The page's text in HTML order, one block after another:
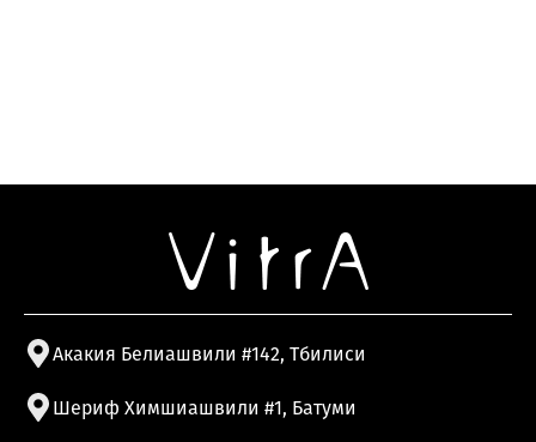
Акакия Белиашвили #142, Тбилиси
Шериф Химшиашвили #1, Батуми